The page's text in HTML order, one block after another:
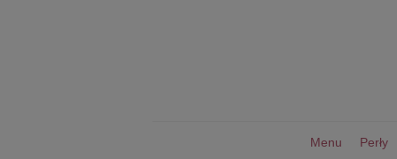
Menu Perły